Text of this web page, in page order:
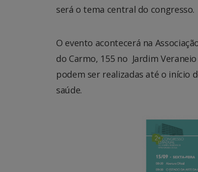
será o tema central do congresso.
O evento acontecerá na
do Carmo, 155 no Jardim
podem ser realizadas até o início
saúde.